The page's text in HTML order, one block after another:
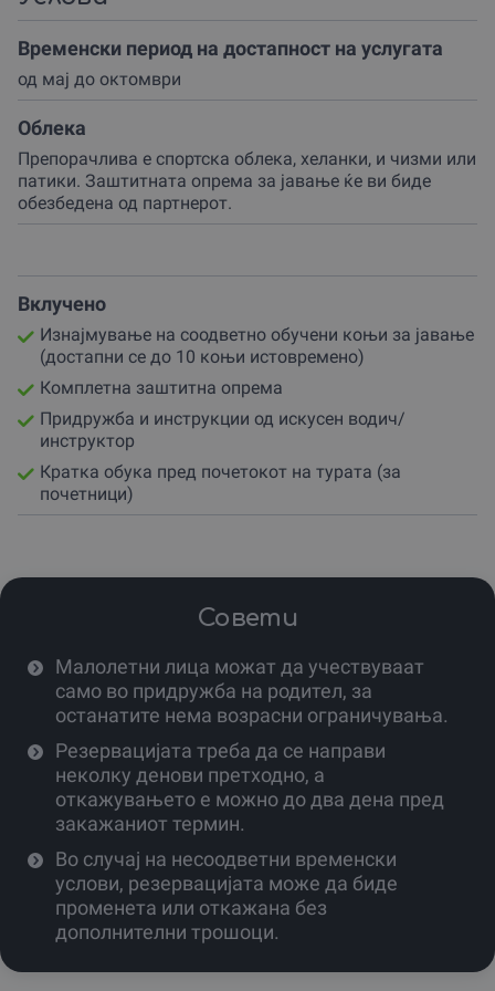
Професионално водство:Без разлика дали сте
искусен јавач или првпат се качувате на коњ,
авантурата се одвива под будното око и водство на
искусни и сертифицирани инструктори.
Совршен подарок:Овој ваучер е идеален избор за
родендени, годишнини или едноставно како начин
да ги изненадите најблиските со квалитетно
поминато време. Авантурата е наменета за парови
Целта на организаторот е да ви ги приближи
убавините на Крушево и Крушевската Корија на еден
Не ја пропуштајте оваа можност за бегство од
реалноста!
Подарете си себеси или на некој близок ваучер за
јавање коњи во Крушево и претворете го обичниот
ден во незаборавно планинско доживување.
тура за врвното доживување од 2.5 часа.
Секоја тура ти нуди уникатен увид во убавиниуте на
пејсажи.
Следува предходна обука и користење заштитна
опрема, со што е гарантирана безбедноста на сите
учесници.
Придружбата на искусен водич обезбедува мир и
сигурност дека секој момент ќе биде искористен на
најдобар можен начин.
Не двоуми се, те чека твојата следна авантура!
Резервирај ја твојата тура сега и искуси го
вистинскиот дух на Крушево, јавајќи коњ.
Временски период на достапност на услугата
од маj до октомври
Облека
Препорачлива е спортска облека, хеланки, и чизми или
патики. Заштитната опрема за јавање ќе ви биде
обезбедена од партнерот.
Вклучено
Изнајмување на соодветно обучени коњи за јавање
(достапни се до 10 коњи истовремено)
Комплетна заштитна опрема
Придружба и инструкции од искусен водич/
инструктор
Кратка обука пред почетокот на турата (за
почетници)
Совети
Малолетни лица можат да учествуваат
само во придружба на родител, за
останатите нема возрасни ограничувања.
Резервацијата треба да се направи
неколку денови претходно, а
откажувањето е можно до два дена пред
закажаниот термин.
Во случај на несоодветни временски
услови, резервацијата може да биде
променета или откажана без
дополнителни трошоци.